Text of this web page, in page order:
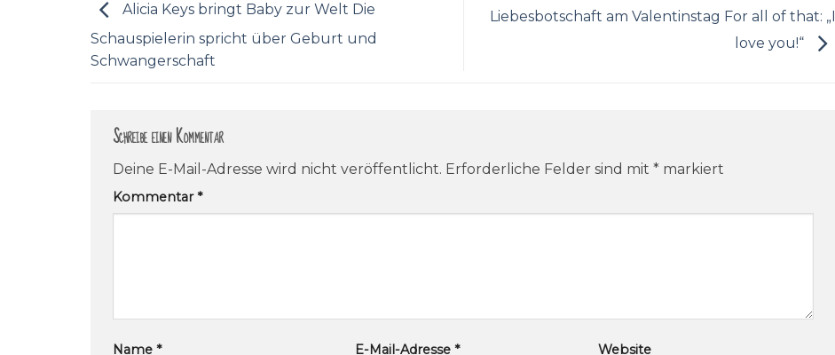
Alicia Keys bringt Baby zur Welt Die
Schauspielerin spricht über Geburt und
Schwangerschaft
Liebesbotschaft am Valentinstag For all of that: „I
love you!“
Schreibe einen Kommentar
Deine E-Mail-Adresse wird nicht veröffentlicht. Erforderliche Felder sind mit * markiert
Kommentar*
Name * E-Mail-Adresse* Website